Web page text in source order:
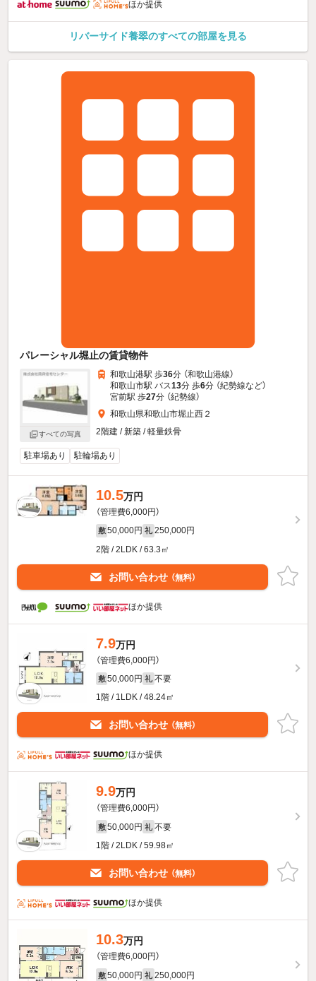
ほか提供
リバーサイド養翠のすべての部屋を見る
パレーシャル堀止の賃貸物件
すべての写真
和歌山港駅 歩36分 （和歌山港線）
和歌山市駅 バス13分 歩6分 （紀勢線など）
宮前駅 歩27分 （紀勢線）
和歌山県和歌山市堀止西２
2階建 / 新築 / 軽量鉄骨
駐車場あり 駐輪場あり
10.5万円
（管理費6,000円）
敷 50,000円 礼 250,000円
2階 / 2LDK / 63.3㎡
お問い合わせ （無料）
ほか提供
7.9万円
（管理費6,000円）
敷 50,000円 礼 不要
1階 / 1LDK / 48.24㎡
お問い合わせ （無料）
ほか提供
9.9万円
（管理費6,000円）
敷 50,000円 礼 不要
1階 / 2LDK / 59.98㎡
お問い合わせ （無料）
ほか提供
10.3万円
（管理費6,000円）
敷 50,000円 礼 250,000円